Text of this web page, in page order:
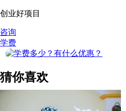
创业好项目
咨询
学费
猜你喜欢